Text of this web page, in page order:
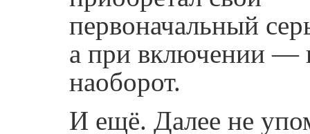
первоначальный
а при включении —
наоборот.
И ещё. Далее не